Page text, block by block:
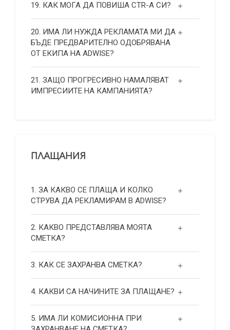
19. КАК МОГА ДА ПОВИША СТR-А СИ?
20. ИМА ЛИ НУЖДА РЕКЛАМАТА МИ ДА
БЪДЕ ПРЕДВАРИТЕЛНО ОДОБРЯВАНА
ОТ ЕКИПА НА ADWISE?
21. ЗАЩО ПРОГРЕСИВНО НАМАЛЯВАТ
ИМПРЕСИИТЕ НА КАМПАНИЯТА?
ПЛАЩАНИЯ
1. ЗА КАКВО СЕ ПЛАЩА И КОЛКО
СТРУВА ДА РЕКЛАМИРАМ В ADWISE?
2. КАКВО ПРЕДСТАВЛЯВА МОЯТА
СМЕТКА?
3. КАК СЕ ЗАХРАНВА СМЕТКА?
4. КАКВИ СА НАЧИНИТЕ ЗА ПЛАЩАНЕ?
5. ИМА ЛИ КОМИСИОННА ПРИ